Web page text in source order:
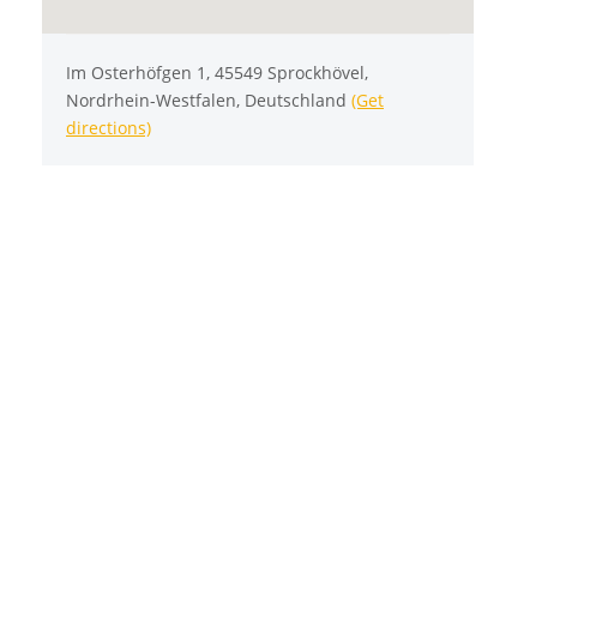
Im Osterhöfgen 1, 45549 Sprockhövel,
Nordrhein-Westfalen, Deutschland (Get
directions)